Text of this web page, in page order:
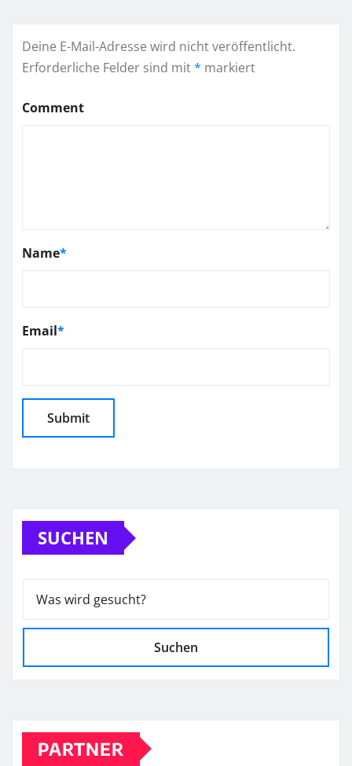
Deine E-Mail-Adresse wird nicht veröffentlicht.
Erforderliche Felder sind mit* markiert
Comment
Name*
Email*
SUCHEN
Suchen
PARTNER